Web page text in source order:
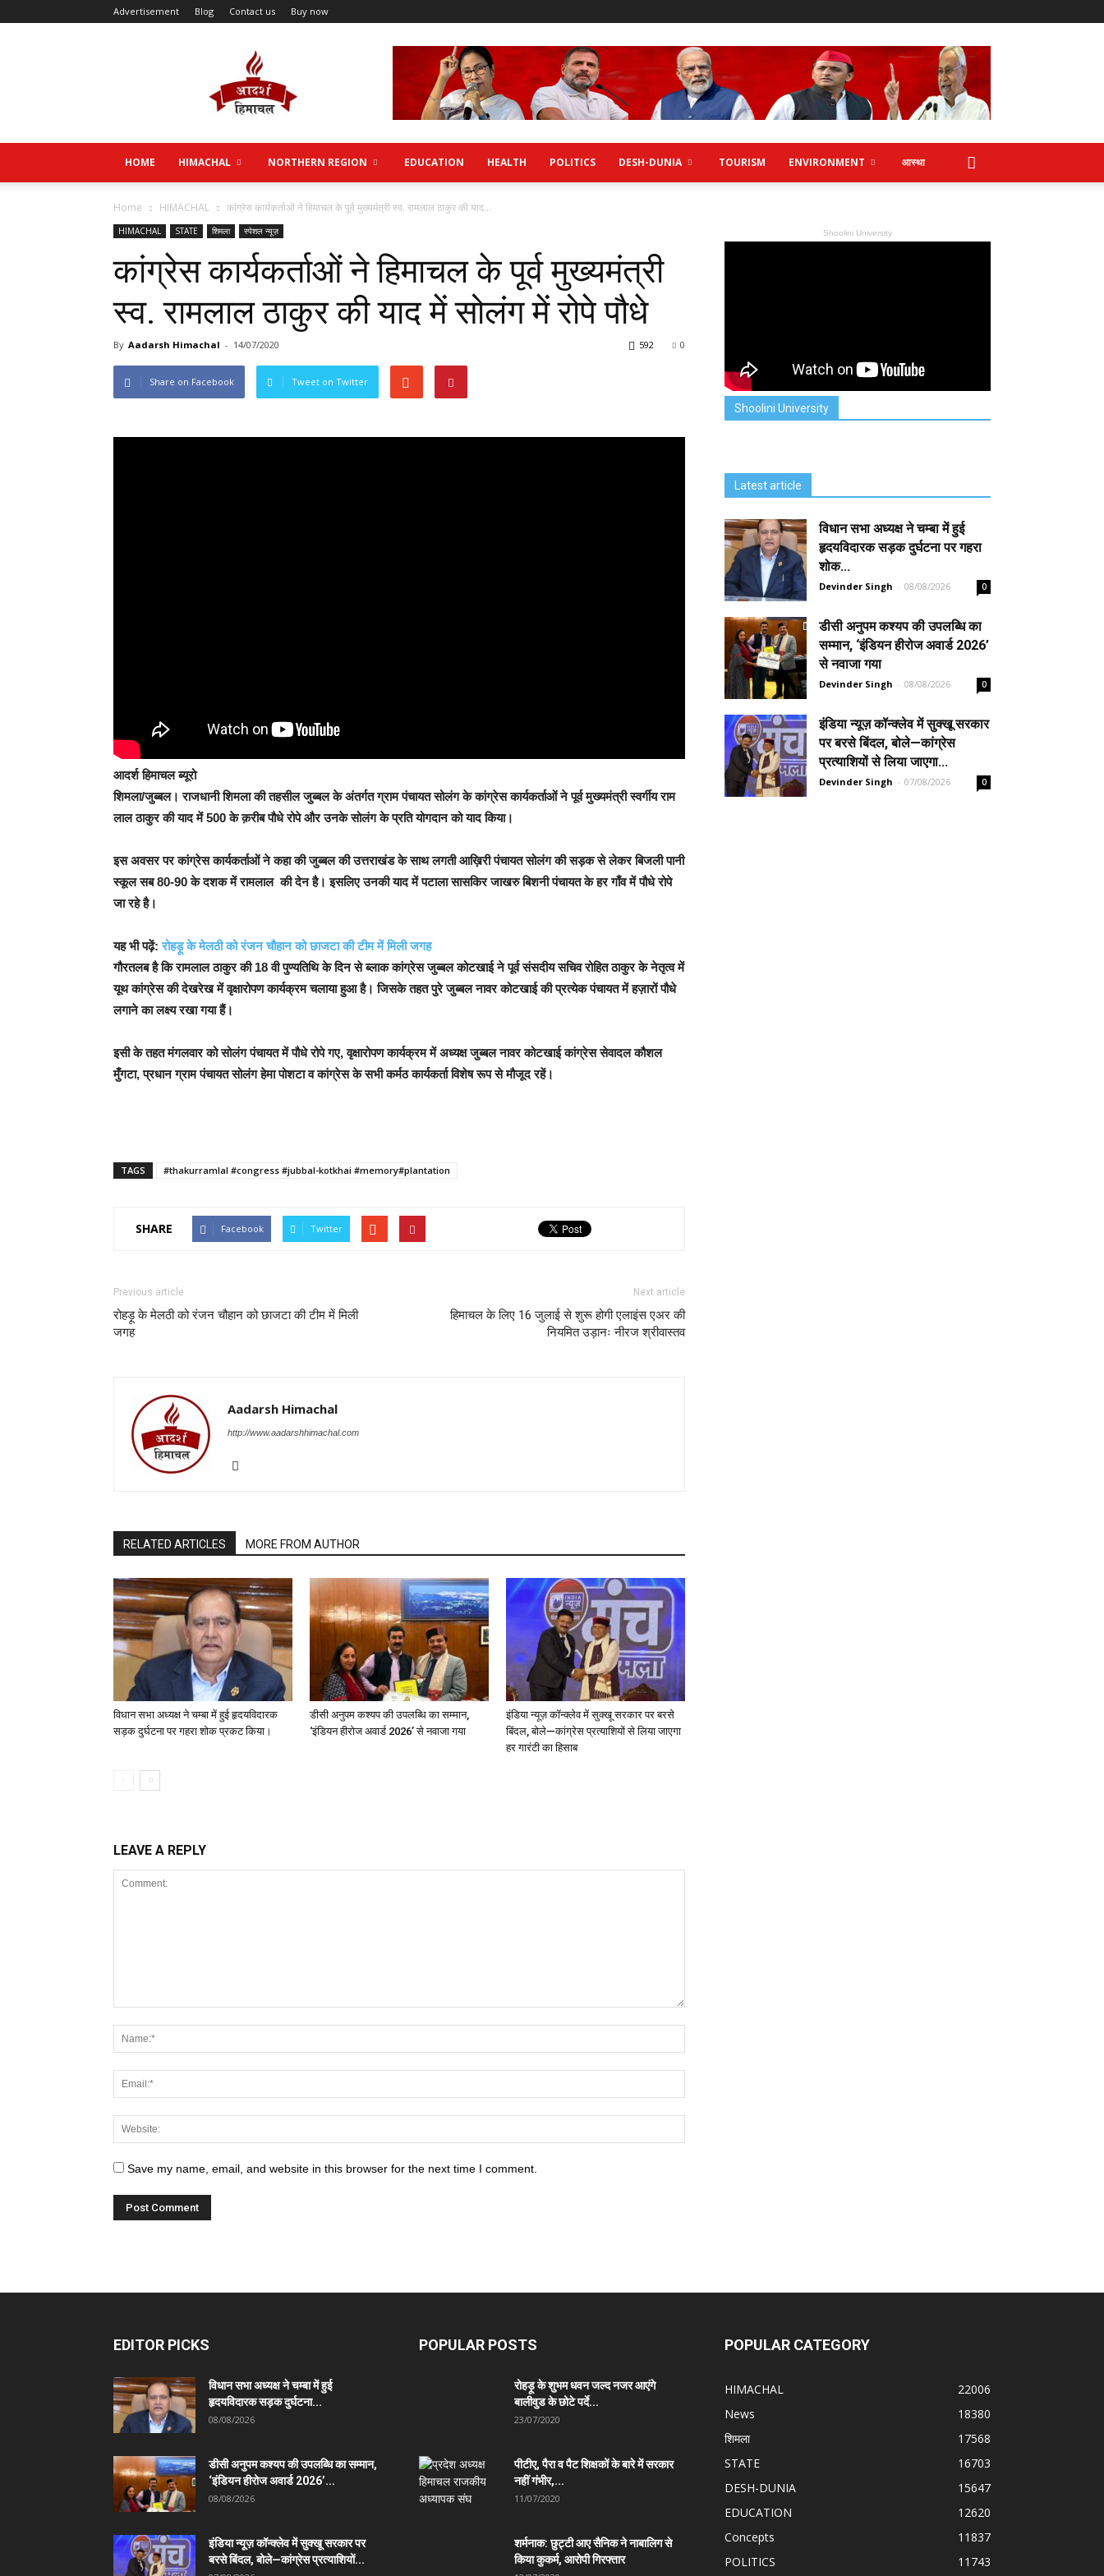
Advertisement Blog Contact us Buy now
HOME HIMACHAL NORTHERN REGION EDUCATION HEALTH POLITICS DESH-DUNIA TOURISM ENVIRONMENT आस्था
Home HIMACHAL कांग्रेस कार्यकर्ताओं ने हिमाचल के पूर्व मुख्यमंत्री स्व. रामलाल ठाकुर की याद...
HIMACHAL STATE शिमला स्पेशल न्यूज़
कांग्रेस कार्यकर्ताओं ने हिमाचल के पूर्व मुख्यमंत्री
स्व. रामलाल ठाकुर की याद में सोलंग में रोपे पौधे
By Aadarsh Himachal - 14/07/2020 0
592
Share on Facebook Tweet on Twitter
आदर्श हिमाचल ब्यूरो
शिमला/जुब्बल।राजधानी शिमला की तहसील जुब्बल के अंतर्गत ग्राम पंचायत सोलंग के कांग्रेस कार्यकर्ताओं ने पूर्व मुख्यमंत्री स्वर्गीय राम
लाल ठाकुर की याद में 500 के क़रीब पौधे रोपे और उनके सोलंग के प्रति योगदान को याद किया।
इस अवसर पर कांग्रेस कार्यकर्ताओं ने कहा की जुब्बल की उत्तराखंड के साथ लगती आख़िरी पंचायत सोलंग की सड़क से लेकर बिजली पानी
स्कूल सब 80-90 के दशक में रामलाल की देन है। इसलिए उनकी याद में पटाला सासकिर जाखरु बिशनी पंचायत के हर गाँव में पौधे रोपे
जा रहे है।
यह भी पढ़ें:रोहड़ू के मेलठी को रंजन चौहान को छाजटा की टीम में मिली जगह
गौरतलब है कि रामलाल ठाकुर की 18 वी पुण्यतिथि के दिन से ब्लाक कांग्रेस जुब्बल कोटखाई ने पूर्व संसदीय सचिव रोहित ठाकुर के नेतृत्व में
यूथ कांग्रेस की देखरेख में वृक्षारोपण कार्यक्रम चलाया हुआ है। जिसके तहत पुरे जुब्बल नावर कोटखाई की प्रत्येक पंचायत में हज़ारों पौधे
लगाने का लक्ष्य रखा गया हैं।
इसी के तहत मंगलवार को सोलंग पंचायत में पौधे रोपे गए, वृक्षारोपण कार्यक्रम में अध्यक्ष जुब्बल नावर कोटखाई कांग्रेस सेवादल कौशल
मुँगटा, प्रधान ग्राम पंचायत सोलंग हेमा पोशटा व कांग्रेस के सभी कर्मठ कार्यकर्ता विशेष रूप से मौजूद रहें।
TAGS #thakurramlal #congress #jubbal-kotkhai #memory#plantation
SHARE Facebook Twitter
Previous article
रोहड़ू के मेलठी को रंजन चौहान को छाजटा की टीम में मिली
जगह
Next article
हिमाचल के लिए 16 जुलाई से शुरू होगी एलाइंस एअर की
नियमित उड़ानः नीरज श्रीवास्तव
Aadarsh Himachal
http://www.aadarshhimachal.com
RELATED ARTICLES MORE FROM AUTHOR
विधान सभा अध्यक्ष ने चम्बा में हुई हृदयविदारक
सड़क दुर्घटना पर गहरा शोक प्रकट किया।
डीसी अनुपम कश्यप की उपलब्धि का सम्मान,
‘इंडियन हीरोज अवार्ड 2026’ से नवाजा गया
इंडिया न्यूज़ कॉन्क्लेव में सुक्खू सरकार पर बरसे
बिंदल, बोले—कांग्रेस प्रत्याशियों से लिया जाएगा
हर गारंटी का हिसाब
LEAVE A REPLY
Save my name, email, and website in this browser for the next time I comment.
Shoolini University
Shoolini University
Latest article
विधान सभा अध्यक्ष ने चम्बा में हुई
हृदयविदारक सड़क दुर्घटना पर गहरा
शोक...
Devinder Singh - 08/08/2026 0
डीसी अनुपम कश्यप की उपलब्धि का
सम्मान, ‘इंडियन हीरोज अवार्ड 2026’
से नवाजा गया
Devinder Singh - 08/08/2026 0
इंडिया न्यूज़ कॉन्क्लेव में सुक्खू सरकार
पर बरसे बिंदल, बोले—कांग्रेस
प्रत्याशियों से लिया जाएगा...
Devinder Singh - 07/08/2026 0
EDITOR PICKS
विधान सभा अध्यक्ष ने चम्बा में हुई
हृदयविदारक सड़क दुर्घटना...
08/08/2026
डीसी अनुपम कश्यप की उपलब्धि का सम्मान,
‘इंडियन हीरोज अवार्ड 2026’...
08/08/2026
इंडिया न्यूज़ कॉन्क्लेव में सुक्खू सरकार पर
बरसे बिंदल, बोले—कांग्रेस प्रत्याशियों...
POPULAR POSTS
रोहड़ू के शुभम धवन जल्द नजर आएंगे
बालीवुड के छोटे पर्दे...
23/07/2020
पीटीए, पैरा व पैट शिक्षकों के बारे में सरकार
नहीं गंभीर,...
11/07/2020
शर्मनाक: छुट्टी आए सैनिक ने नाबालिग से
किया कुकर्म, आरोपी गिरफ्तार
POPULAR CATEGORY
HIMACHAL
22006
News
18380
शिमला
17568
STATE
16703
DESH-DUNIA
15647
EDUCATION
12620
Concepts
11837
POLITICS
11743